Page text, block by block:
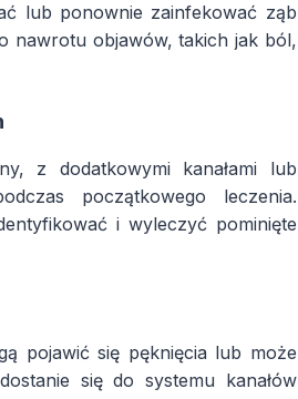
lub ponownie zainfekować ząb
nawrotu objawów, takich jak ból,
z dodatkowymi kanałami lub
początkowego leczenia.
i wyleczyć pominięte
pojawić się pęknięcia lub może
się do systemu kanałów